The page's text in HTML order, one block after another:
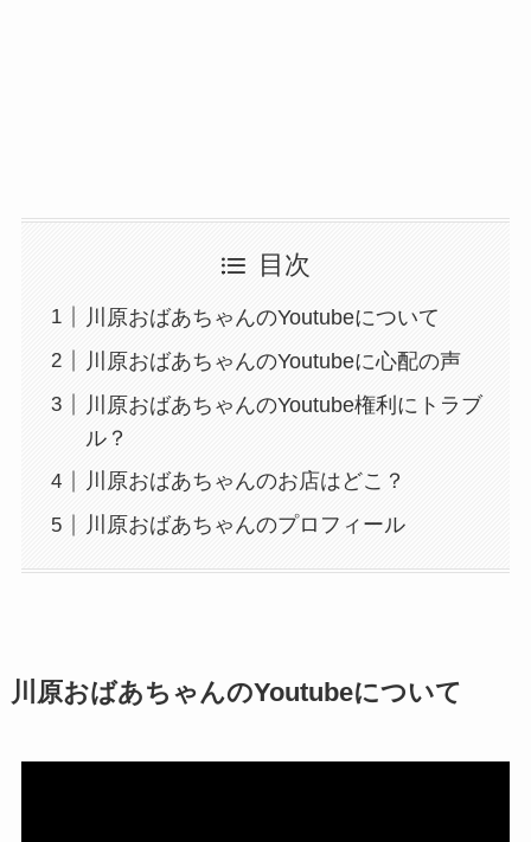
目次
川原おばあちゃんのYoutubeについて
川原おばあちゃんのYoutubeに心配の声
川原おばあちゃんのYoutube権利にトラブ
ル？
川原おばあちゃんのお店はどこ？
川原おばあちゃんのプロフィール
川原おばあちゃんのYoutubeについて